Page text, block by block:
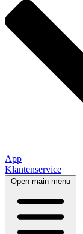
App
Klantenservice
Open main menu